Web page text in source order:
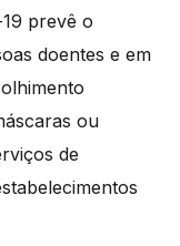
prevê o
doentes e em
ou
de